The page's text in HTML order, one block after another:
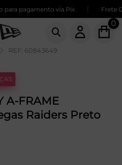
pagamento via Pix Frete
0
REF: 60843649
A-FRAME
Raiders Preto